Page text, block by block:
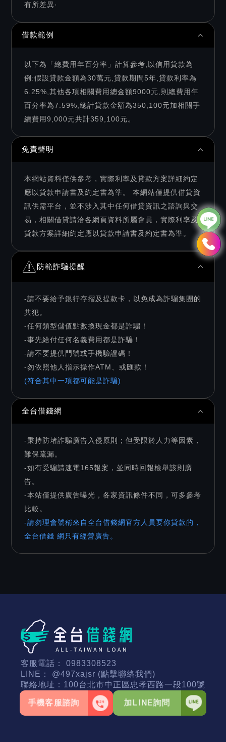
有所差異·
借款範例
以下為「總費用年百分率」計算參考,以信用貸款為
例:假設貸款金額為30萬元,貸款期間5年,貸款利率為
6.25%,其他各項相關費用總金額9000元,則總費用年
百分率為7.59%,總計貸款金額為350,100元加相關手
續費用9,000元共計359,100元。
免責聲明
本網站資料僅供參考，實際利率及貸款方案詳細約定
應以貸款申請書及約定書為準。 本網站僅提供借貸資
訊供需平台，並不涉入其中任何借貸資訊之諮詢與交
易，相關借貸請洽各網頁資料所屬會員，實際利率及
貸款方案詳細約定應以貸款申請書及約定書為準。
防範詐騙提醒
-請不要給予銀行存摺及提款卡，以免成為詐騙集團的
共犯。
-任何類型儲值點數換現金都是詐騙！
-事先給付任何名義費用都是詐騙！
-請不要提供門號或手機驗證碼！
-勿依照他人指示操作ATM、或匯款！
(符合其中一項都可能是詐騙)
全台借錢網
-秉持防堵詐騙廣告入侵原則；但受限於人力等因素，
難保疏漏。
-如有受騙請速電165報案，並同時回報檢舉該則廣
告。
-本站僅提供廣告曝光，各家資訊條件不同，可多參考
比較。
-請勿理會號稱來自全台借錢網官方人員要你貸款的，
全台借錢 網只有經營廣告。
客服電話： 0983308523
LINE： @497xajsr (點擊聯絡我們)
聯絡地址： 100台北市中正區忠孝西路一段100號
手機客服諮詢 加LINE詢問